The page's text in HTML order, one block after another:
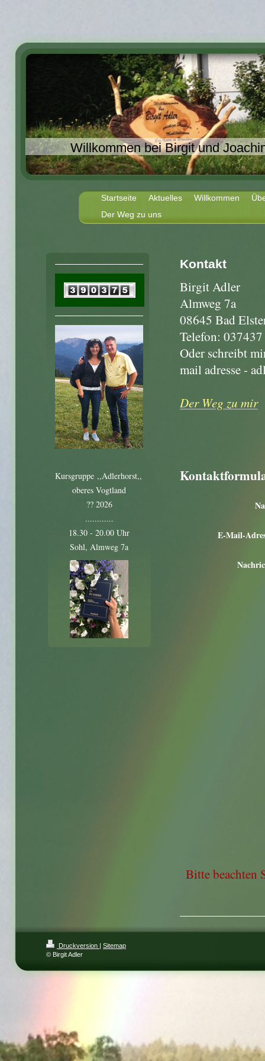
Willkommen bei Birgit und
Startseite Aktuelles Willkommen
Der Weg zu uns
Kontakt
Birgit Adler
Almweg 7a
08645 Bad
Telefon:
Oder schreibt
mail adresse -
Der Weg zu mir
E-Mail-
Bitte beachten
Kursgruppe ,,Adlerhorst,,
oberes Vogtland
?? 2026
............
18.30 - 20.00 Uhr
Sohl, Almweg 7a
Druckversion | Sitemap
© Birgit Adler